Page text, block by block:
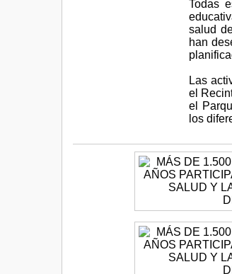
Todas
salud
han
Las
el
el
los